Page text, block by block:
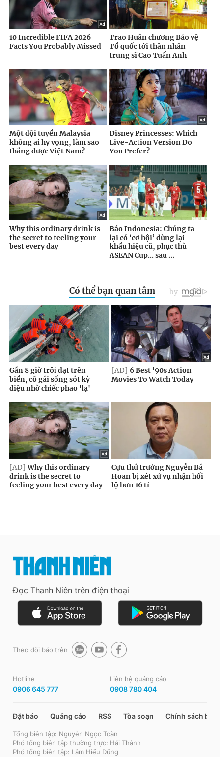
Đọc Thanh Niên trên điện thoại
Theo dõi báo trên
Hotline
0906 645 777
Liên hệ quảng cáo
0908 780 404
Đặt báo Quảng cáo RSS Tòa soạn Chính sách bảo
Tổng biên tập: Nguyễn Ngọc Toàn
Phó tổng biên tập thường trực: Hải Thành
Phó tổng biên tập: Lâm Hiếu Dũng